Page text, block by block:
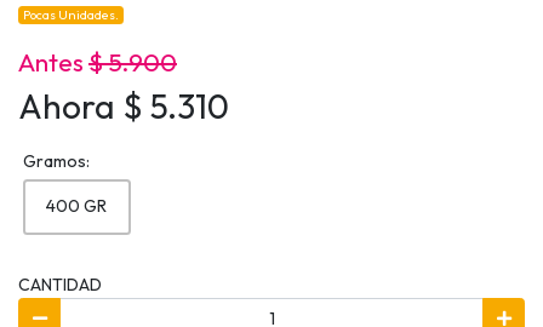
Pocas Unidades.
Antes$ 5.900
Ahora $ 5.310
Gramos:
400 GR
CANTIDAD